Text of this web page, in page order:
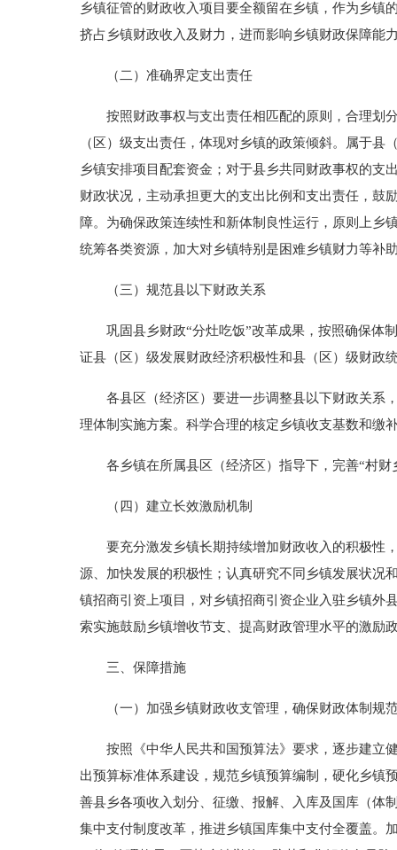
乡镇征管的财政收入项目要全额留在乡镇，作为乡镇
挤占乡镇财政收入及财力，进而影响乡镇财政保障能
（二）准确界定支出责任
按照财政事权与支出责任相匹配的原则，合理划分
（区）级支出责任，体现对乡镇的政策倾斜。属于
乡镇安排项目配套资金；对于县乡共同财政事权的支
财政状况，主动承担更大的支出比例和支出责任，鼓
障。为确保政策连续性和新体制良性运行，原则上乡
统筹各类资源，加大对乡镇特别是困难乡镇财力等补
（三）规范县以下财政关系
巩固县乡财政“分灶吃饭”改革成果，按照确保体制
证县（区）级发展财政经济积极性和县（区）级财政
各县区（经济区）要进一步调整县以下财政关系，
理体制实施方案。科学合理的核定乡镇收支基数和缴
各乡镇在所属县区（经济区）指导下，完善“村财
（四）建立长效激励机制
要充分激发乡镇长期持续增加财政收入的积极性，
源、加快发展的积极性；认真研究不同乡镇发展状况
镇招商引资上项目，对乡镇招商引资企业入驻乡镇外
索实施鼓励乡镇增收节支、提高财政管理水平的激励
三、保障措施
（一）加强乡镇财政收支管理，确保财政体制规
按照《中华人民共和国预算法》要求，逐步建立健
出预算标准体系建设，规范乡镇预算编制，硬化乡镇
善县乡各项收入划分、征缴、报解、入库及国库（体
集中支付制度改革，推进乡镇国库集中支付全覆盖。